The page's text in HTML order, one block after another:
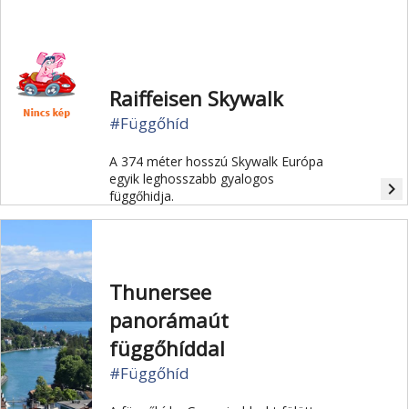
Raiffeisen Skywalk
#Függőhíd
A 374 méter hosszú Skywalk Európa
egyik leghosszabb gyalogos
függőhidja.
navigate_next
Thunersee
panorámaút
függőhíddal
#Függőhíd